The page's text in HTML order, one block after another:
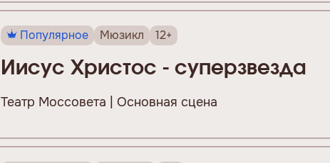
Популярное Мюзикл 12+
Иисус Христос - суперзвезда
Театр Моссовета | Основная сцена